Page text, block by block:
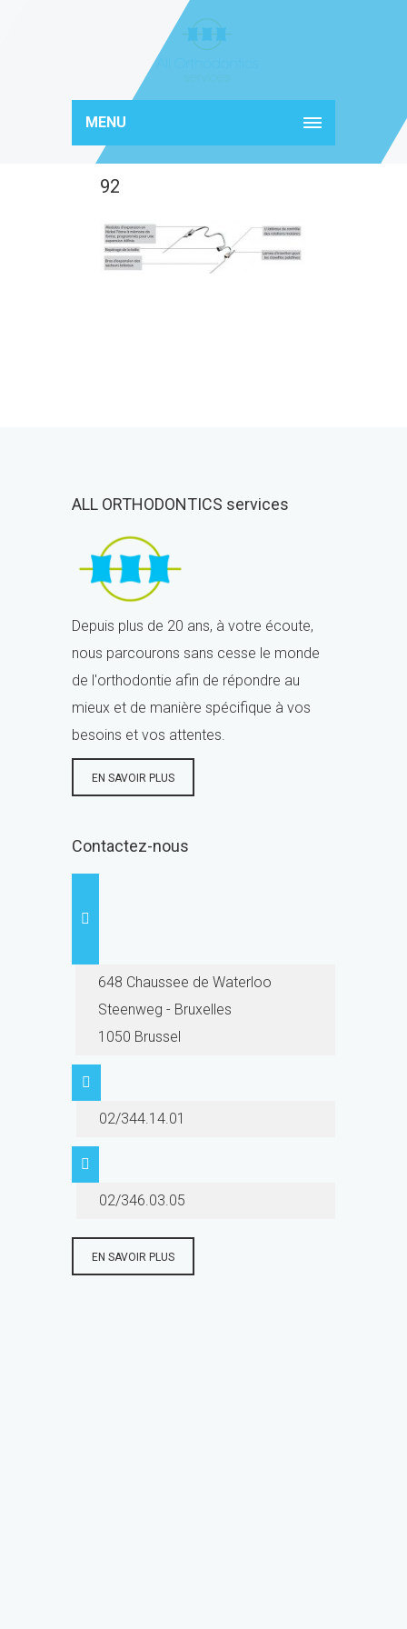
MENU
92
ALL ORTHODONTICS services
Depuis plus de 20 ans, à votre écoute,
nous parcourons sans cesse le monde
de l'orthodontie afin de répondre au
mieux et de manière spécifique à vos
besoins et vos attentes.
EN SAVOIR PLUS
Contactez-nous
648 Chaussee de Waterloo
Steenweg - Bruxelles
1050 Brussel
02/344.14.01
02/346.03.05
EN SAVOIR PLUS